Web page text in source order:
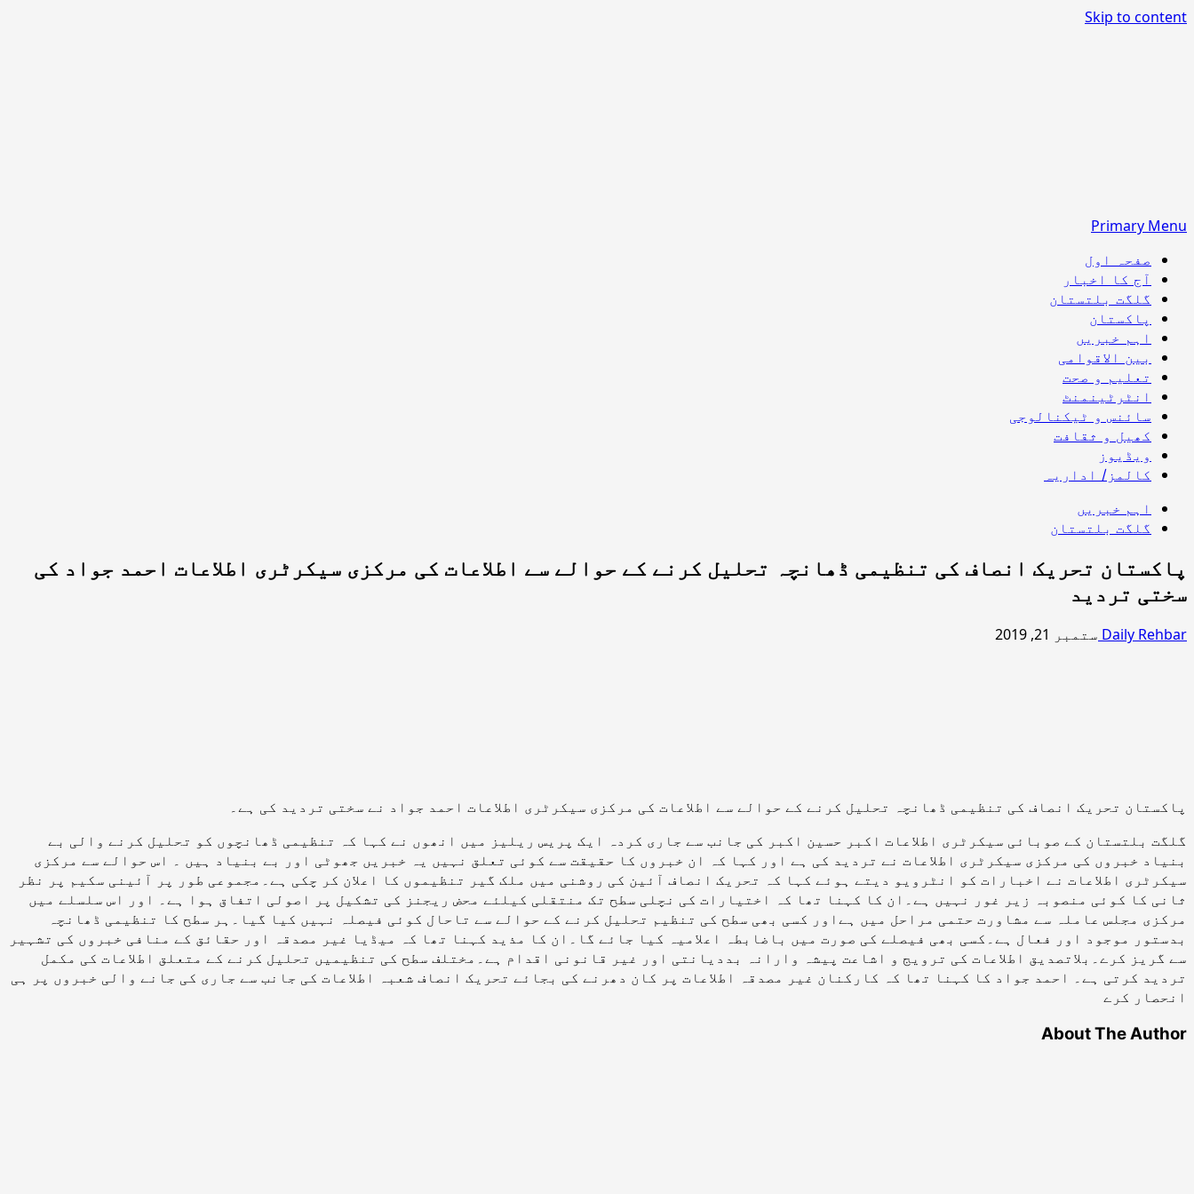
Skip to content
Primary Menu
صفحہ اول
آج کا اخبار
گلگت بلتستان
پاکستان
اہم خبریں
بین الاقوامی
تعلیم و صحت
انٹرٹینمنٹ
سائنس و ٹیکنالوجی
کھیل و ثقافت
ویڈیوز
کالمز/ اداریہ
اہم خبریں
گلگت بلتستان
پاکستان تحریک انصاف کی تنظیمی ڈھانچہ تحلیل کرنے کے حوالے سے اطلاعات کی مرکزی سیکرٹری اطلاعات احمد جواد کی
سختی تردید
Daily Rehbar ستمبر 21, 2019
پاکستان تحریک انصاف کی تنظیمی ڈھانچہ تحلیل کرنے کے حوالے سے اطلاعات کی مرکزی سیکرٹری اطلاعات احمد جواد نے سختی تردید کی ہے۔
گلگت بلتستان کے صوبائی سیکرٹری اطلاعات اکبر حسین اکبر کی جانب سے جاری کردہ ایک پریس ریلیز میں انھوں نے کہا کہ تنظیمی ڈھانچوں کو تحلیل کرنے والی بے
بنیاد خبروں کی مرکزی سیکرٹری اطلاعات نے تردید کی ہے اور کہا کہ ان خبروں کا حقیقت سے کوئی تعلق نہیں یہ خبریں جھوٹی اور بے بنیاد ہیں ۔ اس حوالے سے مرکزی
سیکرٹری اطلاعات نے اخبارات کو انٹرویو دیتے ہوئے کہا کہ تحریک انصاف آئین کی روشنی میں ملک گیر تنظیموں کا اعلان کر چکی ہے۔مجموعی طور پر آئینی سکیم پر نظر
ثانی کا کوئی منصوبہ زیر غور نہیں ہے۔ان کا کہنا تھا کہ اختیارات کی نچلی سطح تک منتقلی کیلئے محض ریجنز کی تشکیل پر اصولی اتفاق ہوا ہے۔ اور اس سلسلے میں
مرکزی مجلس عاملہ سے مشاورت حتمی مراحل میں ہےاور کسی بھی سطح کی تنظیم تحلیل کرنے کے حوالے سے تاحال کوئی فیصلہ نہیں کیا گیا۔ہر سطح کا تنظیمی ڈھانچہ
بدستور موجود اور فعال ہے۔کسی بھی فیصلے کی صورت میں باضابطہ اعلامیہ کیا جائے گا۔ان کا مذید کہنا تھا کہ میڈیا غیر مصدقہ اور حقائق کے منافی خبروں کی تشہیر
سے گریز کرے۔بلاتصدیق اطلاعات کی ترویج و اشاعت پیشہ وارانہ بددیانتی اور غیر قانونی اقدام ہے۔مختلف سطح کی تنظیمیں تحلیل کرنے کے متعلق اطلاعات کی مکمل
تردید کرتی ہے۔ احمد جواد کا کہنا تھا کہ کارکنان غیر مصدقہ اطلاعات پر کان دھرنے کی بجائے تحریک انصاف شعبہ اطلاعات کی جانب سے جاری کی جانے والی خبروں پر ہی
انحصار کرے
About The Author